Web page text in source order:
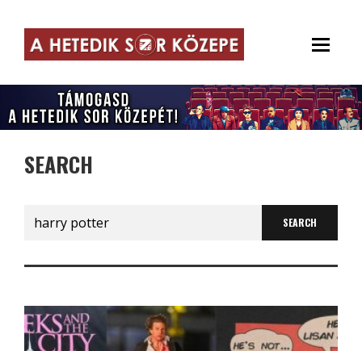
SEARCH
Search
for: